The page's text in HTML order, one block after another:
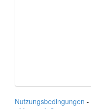
Nutzungsbedingungen -